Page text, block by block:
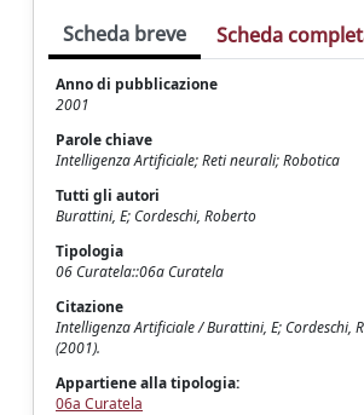
Scheda breve Scheda
Anno di pubblicazione
2001
Parole chiave
Intelligenza Artificiale; Reti neurali; Robotica
Tutti gli autori
Burattini, E; Cordeschi, Roberto
Tipologia
06 Curatela::06a Curatela
Citazione
Intelligenza Artificiale / Burattini, E; Cordeschi,
(2001).
Appartiene alla tipologia:
06a Curatela